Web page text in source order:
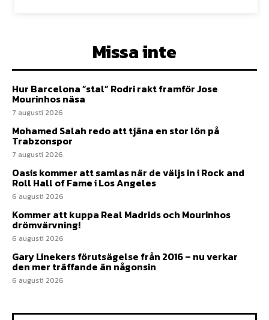
Missa inte
Hur Barcelona ”stal” Rodri rakt framför Jose
Mourinhos näsa
7 augusti 2026
Mohamed Salah redo att tjäna en stor lön på
Trabzonspor
7 augusti 2026
Oasis kommer att samlas när de väljs in i Rock and
Roll Hall of Fame i Los Angeles
6 augusti 2026
Kommer att kuppa Real Madrids och Mourinhos
drömvärvning!
6 augusti 2026
Gary Linekers förutsägelse från 2016 – nu verkar
den mer träffande än någonsin
6 augusti 2026